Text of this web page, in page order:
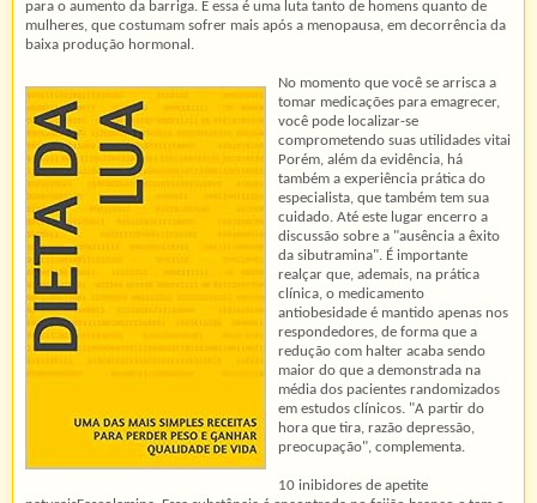
para o aumento da barriga. E essa é uma luta tanto de homens quanto de
mulheres, que costumam sofrer mais após a menopausa, em decorrência da
baixa produção hormonal.
No momento que você se arrisca a
tomar medicações para emagrecer,
você pode localizar-se
comprometendo suas utilidades vitai
Porém, além da evidência, há
também a experiência prática do
especialista, que também tem sua
cuidado. Até este lugar encerro a
discussão sobre a "ausência a êxito
da sibutramina". É importante
realçar que, ademais, na prática
clínica, o medicamento
antiobesidade é mantido apenas nos
respondedores, de forma que a
redução com halter acaba sendo
maior do que a demonstrada na
média dos pacientes randomizados
em estudos clínicos. "A partir do
hora que tira, razão depressão,
preocupação", complementa.
10 inibidores de apetite